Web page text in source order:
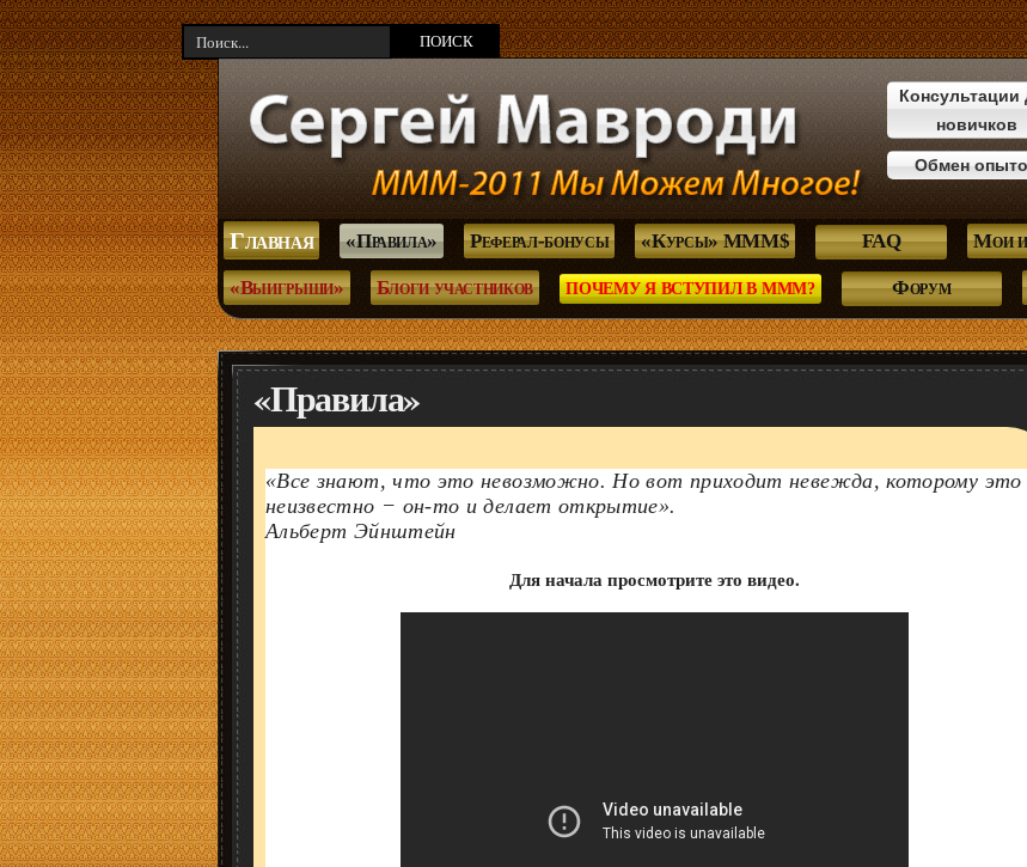
Консультации
новичков
Обмен
Главная «Правила» Реферал-бонусы «Курсы» МММ$ FAQ Мои
«Выигрыши» Блоги участников ПОЧЕМУ Я ВСТУПИЛ В МММ? Форум
«Правила»
«Все знают, что это невозможно. Но вот приходит невежда, которому это
неизвестно − он-то и делает открытие».
Альберт Эйнштейн
Для начала просмотрите это видео.